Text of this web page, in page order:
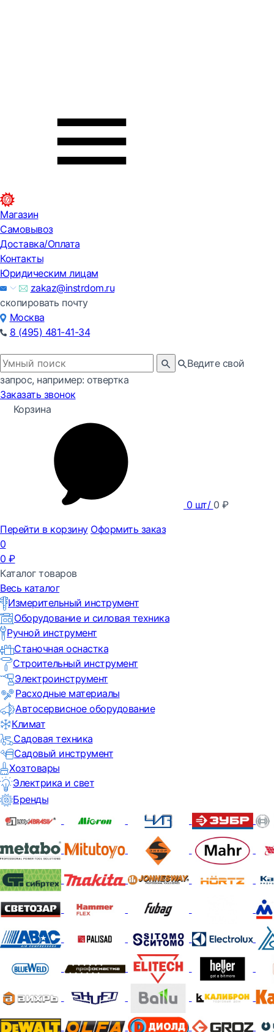
Магазин
Самовывоз
Доставка/Оплата
Контакты
Юридическим лицам
zakaz@instrdom.ru
скопировать почту
Москва
8 (495) 481-41-34
Ведите свой
запрос, например: отвертка
Заказать звонок
Корзина
0 шт/ 0 ₽
Перейти в корзину Оформить заказ
0
0 ₽
Каталог товаров
Весь каталог
Измерительный инструмент
Оборудование и силовая техника
Ручной инструмент
Станочная оснастка
Строительный инструмент
Электроинструмент
Расходные материалы
Автосервисное оборудование
Климат
Садовая техника
Садовый инструмент
Хозтовары
Электрика и свет
Бренды